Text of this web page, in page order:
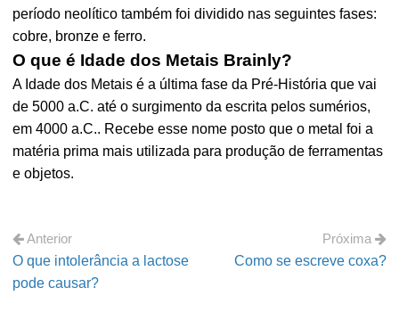
período neolítico também foi dividido nas seguintes fases:
cobre, bronze e ferro.
O que é Idade dos Metais Brainly?
A Idade dos Metais é a última fase da Pré-História que vai
de 5000 a.C. até o surgimento da escrita pelos sumérios,
em 4000 a.C.. Recebe esse nome posto que o metal foi a
matéria prima mais utilizada para produção de ferramentas
e objetos.
Anterior
O que intolerância a lactose
pode causar?
Próxima
Como se escreve coxa?